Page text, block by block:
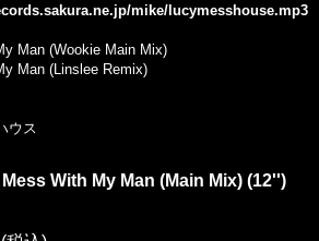
mike/lucymesshouse.mp3
Man (Wookie Main Mix)
Man (Linslee Remix)
ウス
With My Man (Main Mix) (12'')